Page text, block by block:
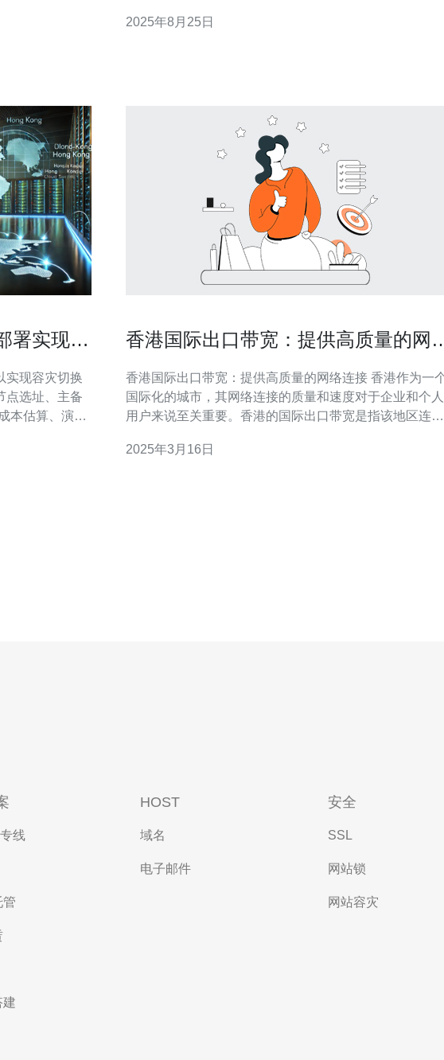
拥有的IP地
佳的解决方案。此外，香港地区的网络基础设施十分完
2025年8月25日
署实现容
实现容灾切换
点选址、主备
本估算、演练
港服务器与韩
香港国际出口带宽：提供高质量的网
香港国际出口带宽：提供高质量的网络连接 香港作为一个
国际化的城市，其网络连接的质量和速度对于企业和个人
用户来说至关重要。香港的国际出口带宽是指该地区连接
网络连接，满足了用户对于网络服务的需求。 香港的国际
2025年3月16日
线
管
建
HOST
域名
电子邮件
安全
SSL
网站锁
网站容灾